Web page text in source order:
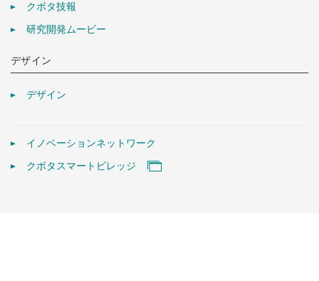
クボタ技報
研究開発ムービー
デザイン
デザイン
イノベーションネットワーク
クボタスマートビレッジ